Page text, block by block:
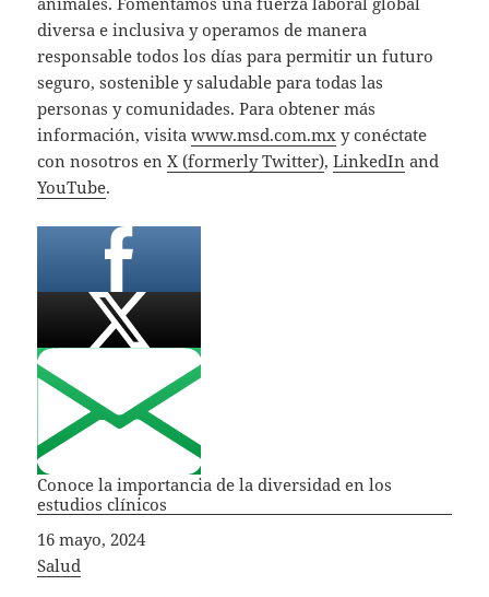
diversa e inclusiva y operamos de manera
responsable todos los días para permitir un futuro
seguro, sostenible y saludable para todas las
personas y comunidades. Para obtener más
información, visitawww.msd.com.mx y conéctate
con nosotros enX (formerly Twitter),LinkedIn and
YouTube.
Conoce la importancia de la diversidad en los
estudios clínicos
Fecha
16 mayo, 2024
In relation to
Salud